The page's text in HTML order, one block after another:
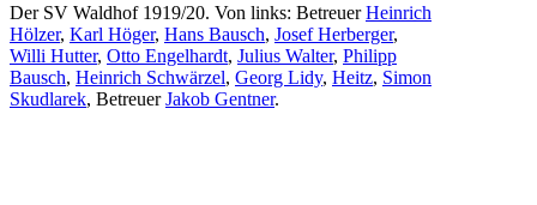
Der SV Waldhof 1919/20. Von links: BetreuerHeinrich
Hölzer, Karl Höger, Hans Bausch, Josef Herberger,
Willi Hutter, Otto Engelhardt, Julius Walter, Philipp
Bausch, Heinrich Schwärzel, Georg Lidy, Heitz, Simon
Skudlarek, BetreuerJakob Gentner.